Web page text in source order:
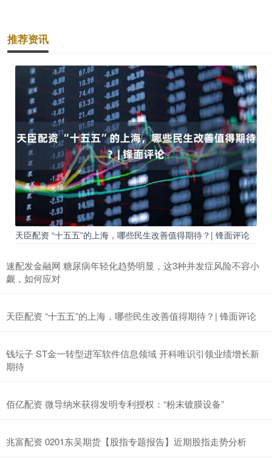
推荐资讯
天臣配资 “十五五”的上海，哪些民生改善值得期待？| 锋面评论
速配发金融网 糖尿病年轻化趋势明显，这3种并发症风险不容小
觑，如何应对
天臣配资 “十五五”的上海，哪些民生改善值得期待？| 锋面评论
钱坛子 ST金一转型进军软件信息领域 开科唯识引领业绩增长新
期待
佰亿配资 微导纳米获得发明专利授权：“粉末镀膜设备”
兆富配资 0201东吴期货【股指专题报告】近期股指走势分析